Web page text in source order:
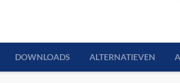
DOWNLOADS ALTERNATIEVEN